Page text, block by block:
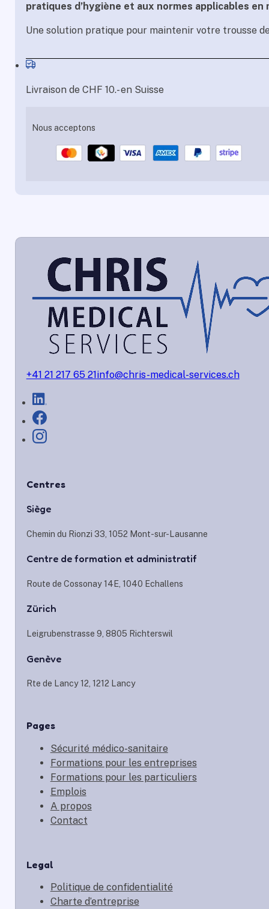
pratiques d’hygiène et aux normes applicables en
Une solution pratique pour maintenir votre trousse
Livraison de CHF 10.- en Suisse
Nous acceptons
+41 21 217 65 21info@chris-medical-services.ch
Centres
Siège
Chemin du Rionzi 33, 1052 Mont-sur-Lausanne
Centre de formation et administratif
Route de Cossonay 14E, 1040 Echallens
Zürich
Leigrubenstrasse 9, 8805 Richterswil
Genève
Rte de Lancy 12, 1212 Lancy
Pages
Sécurité médico-sanitaire
Formations pour les entreprises
Formations pour les particuliers
Emplois
A propos
Contact
Legal
Politique de confidentialité
Charte d’entreprise